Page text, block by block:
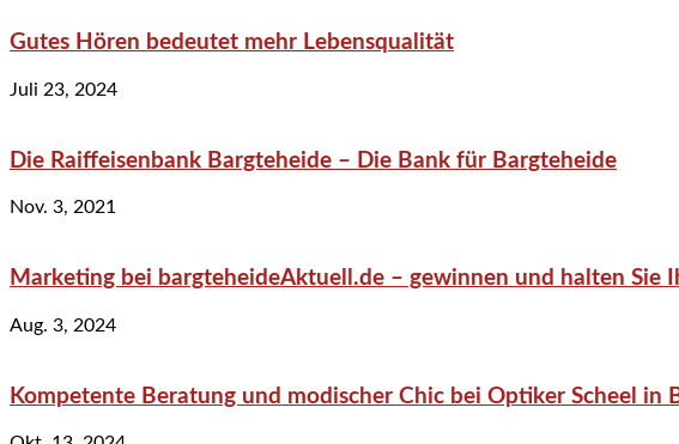
Gutes Hören bedeutet mehr Lebensqualität
Juli 23, 2024
Die Raiffeisenbank Bargteheide – Die Bank für Bargteheide
Nov. 3, 2021
Marketing bei bargteheideAktuell.de – gewinnen und halten Sie
Aug. 3, 2024
Kompetente Beratung und modischer Chic bei Optiker Scheel in